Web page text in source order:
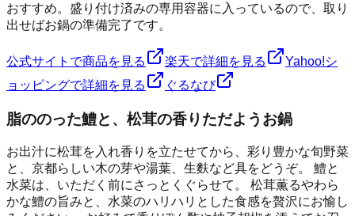
おすすめ。盛り付け済みの専用容器に入っているので、取り
出せばお鍋の準備完了です。
公式サイトで商品を見る 楽天で詳細を見る
Yahoo!シ
ョッピングで詳細を見る
ぐるなび
脂ののった鱧と、松茸の香りただようお鍋
お出汁に松茸を入れ香りを立たせてから、彩り豊かな旬野菜
と、京都らしい木の芽や湯葉、生麩など具をどうぞ。 鱧と
水菜は、いただく前にさっとくぐらせて。 松茸薫るやわら
かな鱧の旨みと、水菜のハリハリとした食感を贅沢にお愉し